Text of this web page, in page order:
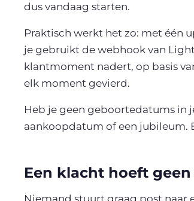
dus vandaag starten.
Praktisch werkt het zo: met één
je gebruikt de webhook van
klantmoment nadert, op basis
elk moment gevierd.
Heb je geen geboortedatums in
aankoopdatum of een jubileum.
Een klacht hoeft